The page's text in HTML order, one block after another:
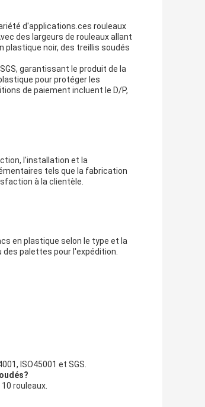
d'applications.ces rouleaux
des largeurs de rouleaux allant
plastique noir, des treillis soudés
garantissant le produit de la
pour protéger les
de paiement incluent le D/P,
l'installation et la
tels que la fabrication
à la clientèle.
en plastique selon le type et la
palettes pour l'expédition.
ISO45001 et SGS.
rouleaux.